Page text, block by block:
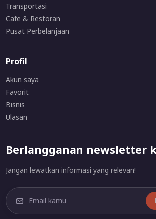
Transportasi
Cafe & Restoran
Pusat Perbelanjaan
Profil
Akun saya
Favorit
Bisnis
Ulasan
Berlangganan newsletter
Jangan lewatkan informasi yang relevan!